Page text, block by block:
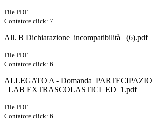
File PDF
Contatore click: 7
All. B Dichiarazione_incompatibilità_ (6).pdf
File PDF
Contatore click: 6
ALLEGATO A -
_LAB EXTRASCOLASTICI_ED_1.pdf
File PDF
Contatore click: 6